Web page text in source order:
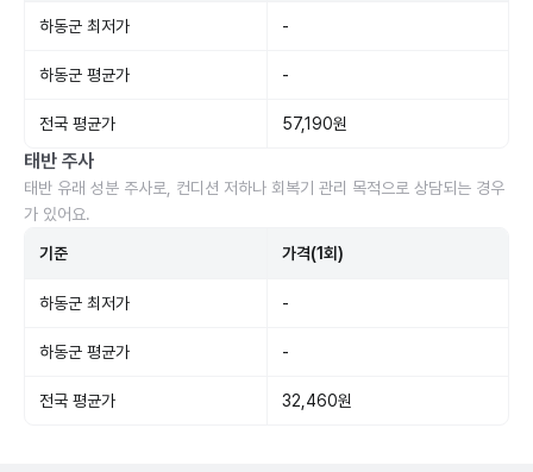
하동군 최저가 -
하동군 평균가 -
전국 평균가 57,190원
태반 주사
태반 유래 성분 주사로, 컨디션 저하나 회복기 관리 목적으로 상담되는 경우
가 있어요.
기준 가격(1회)
하동군 최저가 -
하동군 평균가 -
전국 평균가 32,460원